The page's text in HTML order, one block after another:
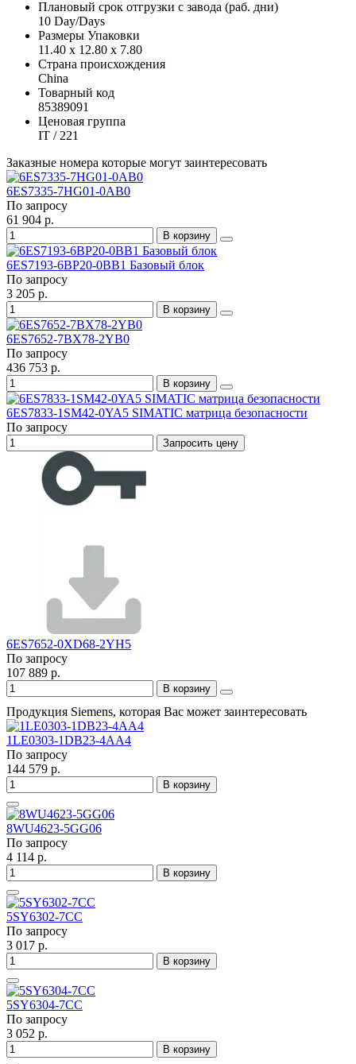
Плановый срок отгрузки с завода (раб. дни)
10 Day/Days
Размеры Упаковки
11.40 x 12.80 x 7.80
Страна происхождения
China
Товарный код
85389091
Ценовая группа
IT / 221
Заказные номера которые могут заинтересовать
6ES7335-7HG01-0AB0
По запросу
61 904 р.
В корзину
6ES7193-6BP20-0BB1 Базовый блок
По запросу
3 205 р.
В корзину
6ES7652-7BX78-2YB0
По запросу
436 753 р.
В корзину
6ES7833-1SM42-0YA5 SIMATIC матрица безопасности
По запросу
Запросить цену
6ES7652-0XD68-2YH5
По запросу
107 889 р.
В корзину
Продукция Siemens, которая Вас может заинтересовать
1LE0303-1DB23-4AA4
По запросу
144 579 р.
В корзину
8WU4623-5GG06
По запросу
4 114 р.
В корзину
5SY6302-7CC
По запросу
3 017 р.
В корзину
5SY6304-7CC
По запросу
3 052 р.
В корзину